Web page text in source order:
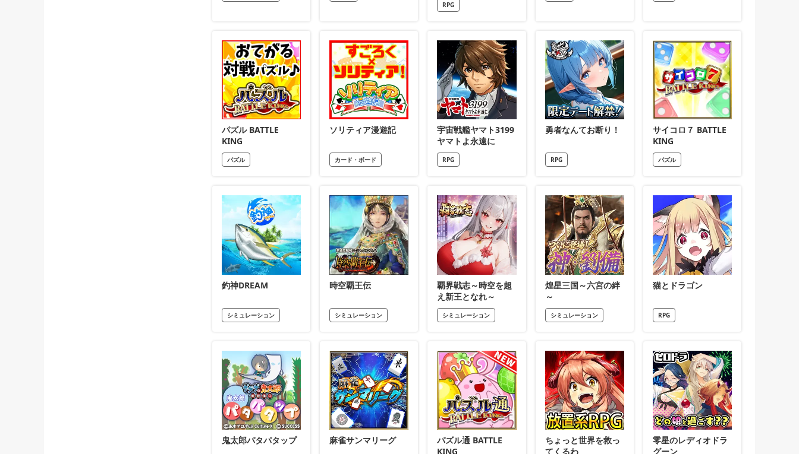
RPG
パズル BATTLE
KING
パズル
ソリティア漫遊記
カード・ボード
宇宙戦艦ヤマト3199
ヤマトよ永遠に
RPG
勇者なんてお断り！
RPG
サイコロ７ BATTLE
KING
パズル
釣神DREAM
シミュレーション
時空覇王伝
シミュレーション
覇界戦志～時空を超
え新王となれ～
シミュレーション
煌星三国～六宮の絆
～
シミュレーション
猫とドラゴン
RPG
鬼太郎パタパタップ 麻雀サンマリーグ
パズル通 BATTLE
KING
ちょっと世界を救っ
てくるわ
零星のレディオドラ
グーン